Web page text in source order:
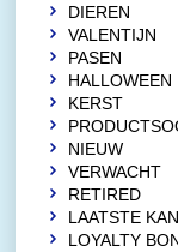
DIEREN
VALENTIJN
PASEN
HALLOWEEN
KERST
NIEUW
VERWACHT
RETIRED
LAATSTE
LOYALTY